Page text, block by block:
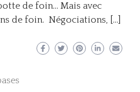
de foin… Mais avec
de foin. Négociations, […]